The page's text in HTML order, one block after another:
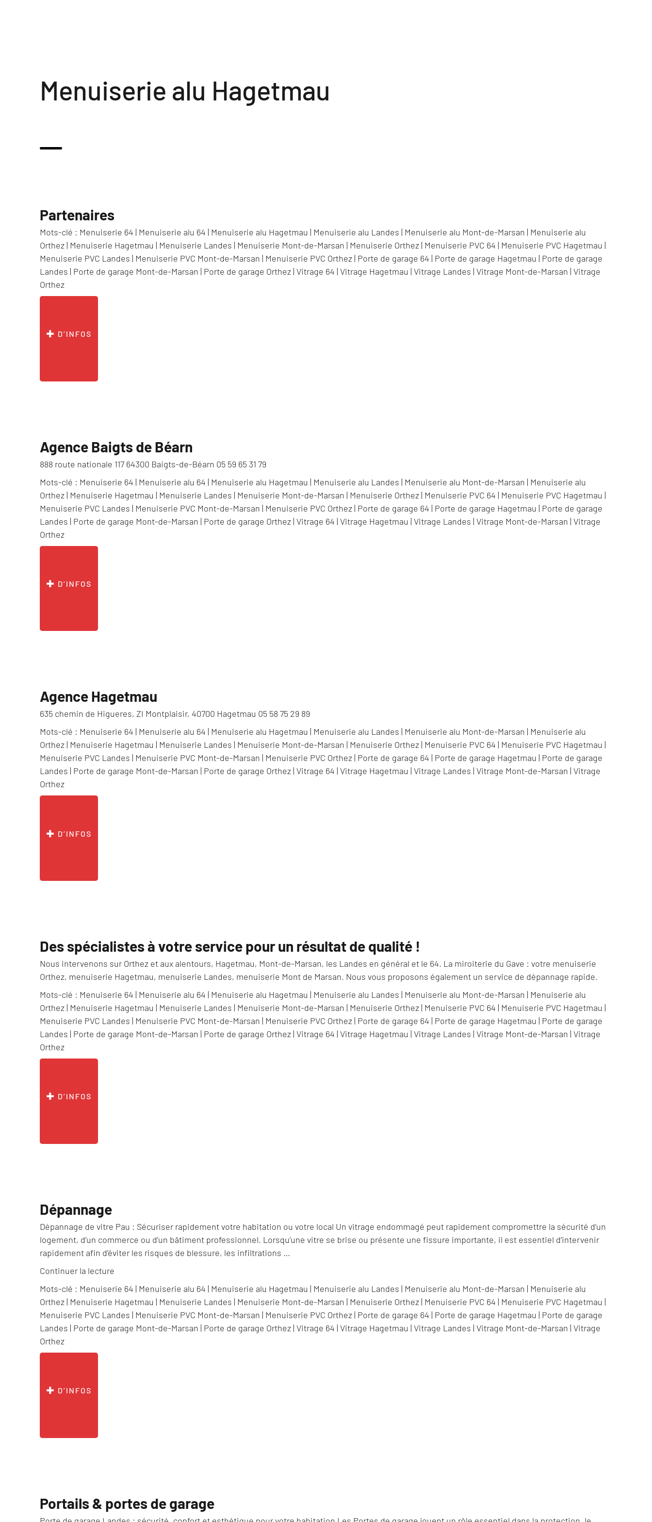
Menuiserie alu Hagetmau
Partenaires
Mots-clé : Menuiserie 64 | Menuiserie alu 64 | Menuiserie alu Hagetmau | Menuiserie alu Landes | Menuiserie alu Mont-de-Marsan | Menuiserie alu
Orthez | Menuiserie Hagetmau | Menuiserie Landes | Menuiserie Mont-de-Marsan | Menuiserie Orthez | Menuiserie PVC 64 | Menuiserie PVC Hagetmau |
Menuiserie PVC Landes | Menuiserie PVC Mont-de-Marsan | Menuiserie PVC Orthez | Porte de garage 64 | Porte de garage Hagetmau | Porte de garage
Landes | Porte de garage Mont-de-Marsan | Porte de garage Orthez |Vitrage 64 |Vitrage Hagetmau |Vitrage Landes |Vitrage Mont-de-Marsan |Vitrage
Orthez
D’INFOS
Agence Baigts de Béarn
888 route nationale 117 64300 Baigts-de-Béarn 05 59 65 31 79
Mots-clé : Menuiserie 64 | Menuiserie alu 64 | Menuiserie alu Hagetmau | Menuiserie alu Landes | Menuiserie alu Mont-de-Marsan | Menuiserie alu
Orthez | Menuiserie Hagetmau | Menuiserie Landes | Menuiserie Mont-de-Marsan | Menuiserie Orthez | Menuiserie PVC 64 | Menuiserie PVC Hagetmau |
Menuiserie PVC Landes | Menuiserie PVC Mont-de-Marsan | Menuiserie PVC Orthez | Porte de garage 64 | Porte de garage Hagetmau | Porte de garage
Landes | Porte de garage Mont-de-Marsan | Porte de garage Orthez |Vitrage 64 |Vitrage Hagetmau |Vitrage Landes |Vitrage Mont-de-Marsan |Vitrage
Orthez
D’INFOS
Agence Hagetmau
635 chemin de Higueres, ZI Montplaisir, 40700 Hagetmau 05 58 75 29 89
Mots-clé : Menuiserie 64 | Menuiserie alu 64 | Menuiserie alu Hagetmau | Menuiserie alu Landes | Menuiserie alu Mont-de-Marsan | Menuiserie alu
Orthez | Menuiserie Hagetmau | Menuiserie Landes | Menuiserie Mont-de-Marsan | Menuiserie Orthez | Menuiserie PVC 64 | Menuiserie PVC Hagetmau |
Menuiserie PVC Landes | Menuiserie PVC Mont-de-Marsan | Menuiserie PVC Orthez | Porte de garage 64 | Porte de garage Hagetmau | Porte de garage
Landes | Porte de garage Mont-de-Marsan | Porte de garage Orthez |Vitrage 64 |Vitrage Hagetmau |Vitrage Landes |Vitrage Mont-de-Marsan |Vitrage
Orthez
D’INFOS
Des spécialistes à votre service pour un résultat de qualité !
Nous intervenons sur Orthez et aux alentours, Hagetmau, Mont-de-Marsan, les Landes en général et le 64. La miroiterie du Gave : votre menuiserie
Orthez, menuiserie Hagetmau, menuiserie Landes, menuiserie Mont de Marsan. Nous vous proposons également un service de dépannage rapide.
Mots-clé : Menuiserie 64 | Menuiserie alu 64 | Menuiserie alu Hagetmau | Menuiserie alu Landes | Menuiserie alu Mont-de-Marsan | Menuiserie alu
Orthez | Menuiserie Hagetmau | Menuiserie Landes | Menuiserie Mont-de-Marsan | Menuiserie Orthez | Menuiserie PVC 64 | Menuiserie PVC Hagetmau |
Menuiserie PVC Landes | Menuiserie PVC Mont-de-Marsan | Menuiserie PVC Orthez | Porte de garage 64 | Porte de garage Hagetmau | Porte de garage
Landes | Porte de garage Mont-de-Marsan | Porte de garage Orthez |Vitrage 64 |Vitrage Hagetmau |Vitrage Landes |Vitrage Mont-de-Marsan |Vitrage
Orthez
D’INFOS
Dépannage
Dépannage de vitre Pau : Sécuriser rapidement votre habitation ou votre local Un vitrage endommagé peut rapidement compromettre la sécurité d’un
logement, d’un commerce ou d’un bâtiment professionnel. Lorsqu’une vitre se brise ou présente une fissure importante, il est essentiel d’intervenir
rapidement afin d’éviter les risques de blessure, les infiltrations …
Continuer la lecture
« Dépannage »
Mots-clé : Menuiserie 64 | Menuiserie alu 64 | Menuiserie alu Hagetmau | Menuiserie alu Landes | Menuiserie alu Mont-de-Marsan | Menuiserie alu
Orthez | Menuiserie Hagetmau | Menuiserie Landes | Menuiserie Mont-de-Marsan | Menuiserie Orthez | Menuiserie PVC 64 | Menuiserie PVC Hagetmau |
Menuiserie PVC Landes | Menuiserie PVC Mont-de-Marsan | Menuiserie PVC Orthez | Porte de garage 64 | Porte de garage Hagetmau | Porte de garage
Landes | Porte de garage Mont-de-Marsan | Porte de garage Orthez |Vitrage 64 |Vitrage Hagetmau |Vitrage Landes |Vitrage Mont-de-Marsan |Vitrage
Orthez
D’INFOS
Portails & portes de garage